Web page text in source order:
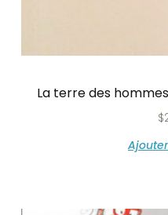
La terre des
$